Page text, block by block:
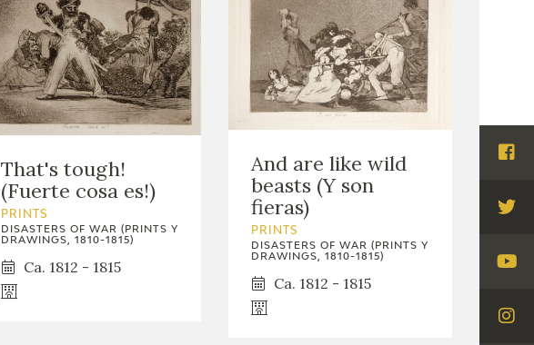
That's tough!
(Fuerte cosa es!)
PRINTS
DISASTERS OF WAR (PRINTS Y
DRAWINGS, 1810-1815)
Ca. 1812 - 1815
And are like wild
beasts (Y son
fieras)
PRINTS
DISASTERS OF WAR (PRINTS Y
DRAWINGS, 1810-1815)
Ca. 1812 - 1815